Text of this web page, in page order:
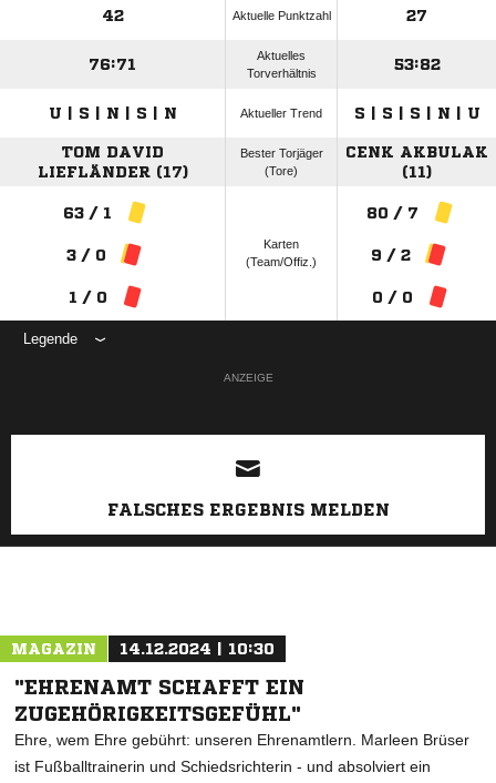
42 Aktuelle Punktzahl 27
76:71
Aktuelles
Torverhältnis
53:82
U | S | N | S | N Aktueller Trend S | S | S | N | U
TOM DAVID
LIEFLÄNDER (17)
Bester Torjäger
(Tore)
CENK AKBULAK
(11)
63 / 1
3 / 0
1 / 0
Karten
(Team/Offiz.)
80 / 7
9 / 2
0 / 0
Legende
ANZEIGE
FALSCHES ERGEBNIS MELDEN
MAGAZIN 14.12.2024 | 10:30
"EHRENAMT SCHAFFT EIN
ZUGEHÖRIGKEITSGEFÜHL"
Ehre, wem Ehre gebührt: unseren Ehrenamtlern. Marleen Brüser
ist Fußballtrainerin und Schiedsrichterin - und absolviert ein